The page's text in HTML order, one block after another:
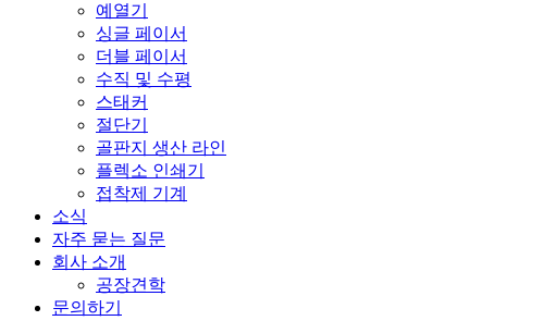
예열기
싱글 페이서
더블 페이서
수직 및 수평
스태커
절단기
골판지 생산 라인
플렉소 인쇄기
접착제 기계
소식
자주 묻는 질문
회사 소개
공장견학
문의하기